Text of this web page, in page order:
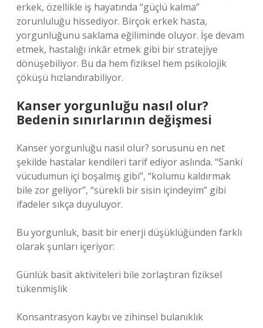
erkek, özellikle iş hayatında “güçlü kalma”
zorunluluğu hissediyor. Birçok erkek hasta,
yorgunluğunu saklama eğiliminde oluyor. İşe devam
etmek, hastalığı inkâr etmek gibi bir stratejiye
dönüşebiliyor. Bu da hem fiziksel hem psikolojik
çöküşü hızlandırabiliyor.
Kanser yorgunluğu nasıl olur?
Bedenin sınırlarının değişmesi
Kanser yorgunluğu nasıl olur? sorusunu en net
şekilde hastalar kendileri tarif ediyor aslında. “Sanki
vücudumun içi boşalmış gibi”, “kolumu kaldırmak
bile zor geliyor”, “sürekli bir sisin içindeyim” gibi
ifadeler sıkça duyuluyor.
Bu yorgunluk, basit bir enerji düşüklüğünden farklı
olarak şunları içeriyor:
Günlük basit aktiviteleri bile zorlaştıran fiziksel
tükenmişlik
Konsantrasyon kaybı ve zihinsel bulanıklık